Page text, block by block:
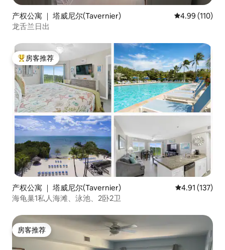
产权公寓 ｜ 塔威尼尔(Tavernier) 平均评分 4.99
4.99 (110)
龙舌兰日出
热门「房客推荐」
房客推荐
产权公寓 ｜ 塔威尼尔(Tavernier) 平均评分 4.91
4.91 (137)
海龟巢1私人海滩、泳池、2卧2卫
房客推荐
房客推荐